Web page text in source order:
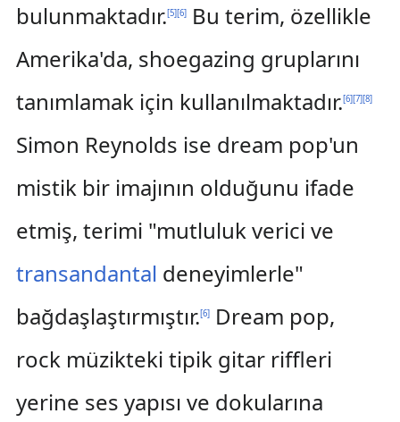
bulunmaktadır.[5][6]Bu terim, özellikle
Amerika'da, shoegazing gruplarını
tanımlamak için kullanılmaktadır.[6][7][8]
Simon Reynolds ise dream pop'un
mistik bir imajının olduğunu ifade
etmiş, terimi "mutluluk verici ve
transandantal deneyimlerle"
bağdaşlaştırmıştır.[6]Dream pop,
rock müzikteki tipik gitar riffleri
yerine ses yapısı ve dokularına